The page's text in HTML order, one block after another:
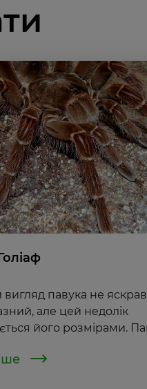
вигляд павука не
але цей недолік
його розмірами.